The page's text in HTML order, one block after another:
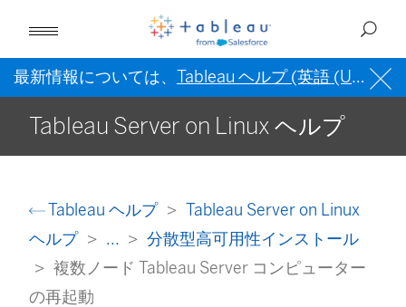
最新情報については、 Tableau ヘルプ (英語 (US)) を
Tableau Server on Linux ヘルプ
Tableau ヘルプ
Tableau Server on Linux
ヘルプ
...
分散型高可用性インストール
複数ノード Tableau Server コンピューター
の再起動